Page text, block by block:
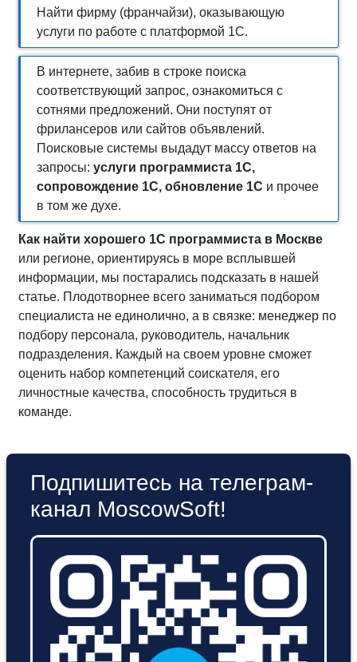
Найти фирму (франчайзи), оказывающую
услуги по работе с платформой 1С.
В интернете, забив в строке поиска
соответствующий запрос, ознакомиться с
сотнями предложений. Они поступят от
фрилансеров или сайтов объявлений.
Поисковые системы выдадут массу ответов на
запросы: услуги программиста 1С,
сопровождение 1С, обновление 1С и прочее
в том же духе.
Как найти хорошего 1С программиста в Москве
или регионе, ориентируясь в море всплывшей
информации, мы постарались подсказать в нашей
статье. Плодотворнее всего заниматься подбором
специалиста не единолично, а в связке: менеджер по
подбору персонала, руководитель, начальник
подразделения. Каждый на своем уровне сможет
оценить набор компетенций соискателя, его
личностные качества, способность трудиться в
команде.
Подпишитесь на телеграм-
канал MoscowSoft!